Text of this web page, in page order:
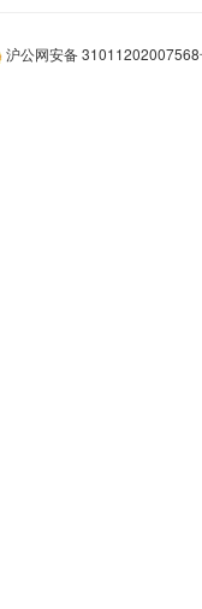
沪公网安备 31011202007568